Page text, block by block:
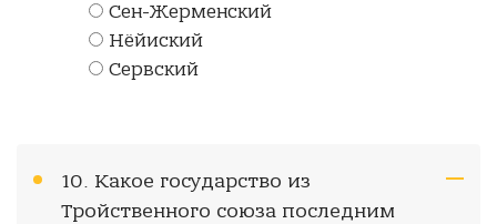
Сен-Жерменский
Нёйиский
Сервский
10. Какое государство из
Тройственного союза последним